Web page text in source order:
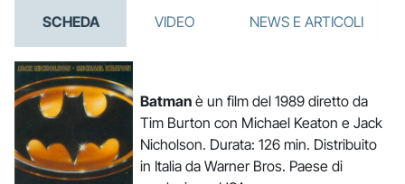
SCHEDA VIDEO NEWS E ARTICOLI
Batmanè un film del 1989 diretto da
Tim Burton con Michael Keaton e Jack
Nicholson. Durata: 126 min. Distribuito
in Italia da Warner Bros. Paese di